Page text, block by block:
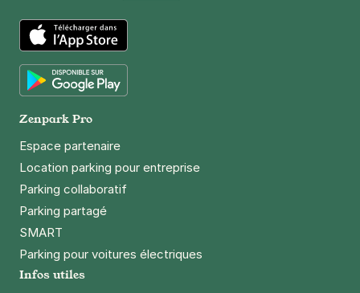
87 rue de la Procession
+ Abonnements disponibles
App Store
Zenpark Pro
Espace partenaire
Location parking pour entreprise
Parking collaboratif
Parking partagé
SMART
Parking pour voitures électriques
Infos utiles